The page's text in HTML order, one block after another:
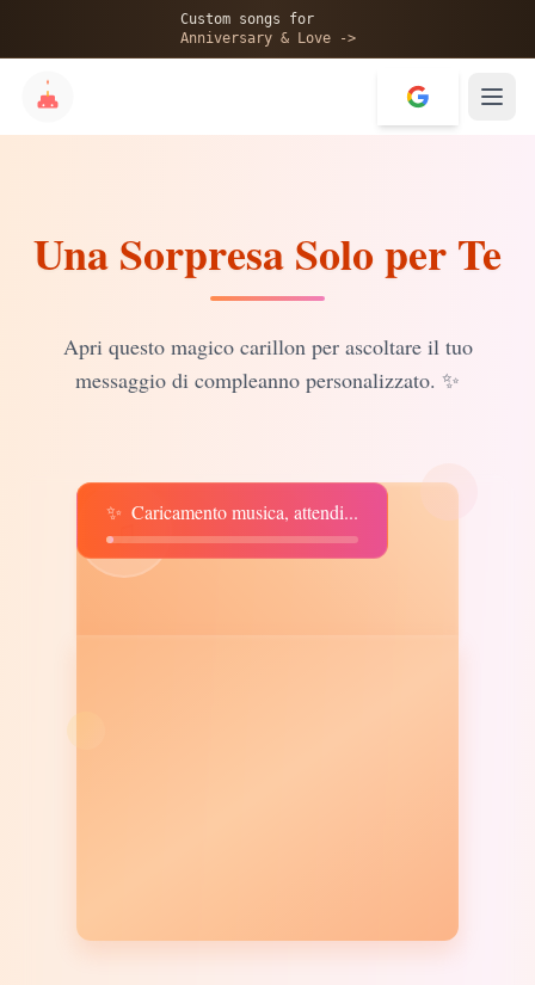
Custom songs for
Anniversary & Love ->
💝
✨
Una Sorpresa Solo per Te
Apri questo magico carillon per ascoltare il tuo
messaggio di compleanno personalizzato. ✨
♫
✨ Caricamento musica, attendi...